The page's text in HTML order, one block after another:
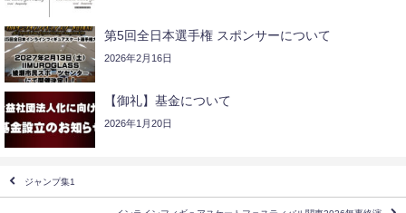
第5回全日本選手権 スポンサーについて
2026年2月16日
【御礼】基金について
2026年1月20日
ジャンプ集1